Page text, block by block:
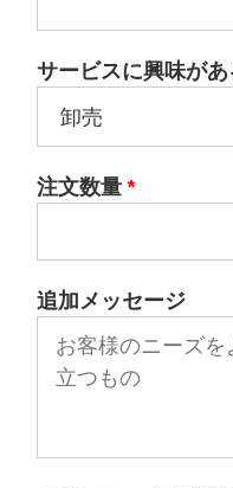
サービスに興味があ
注文数量*
追加メッセージ